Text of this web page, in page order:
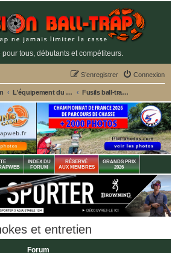
tous, débutants et compétiteurs.
Connexion
S’enregistrer
L'équipement du tireur de ball-trap Fusils ball-trap, chokes et entretien
INDEX DU
FORUM
RÉSERVÉ
AUX MEMBRES
GRANDS PRIX
2026
et entretien
Forum